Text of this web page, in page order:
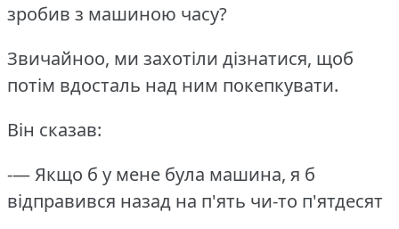
зробив з машиною часу?
Звичайноо, ми захотіли дізнатися, щоб
потім вдосталь над ним покепкувати.
Він сказав:
-— Якщо б у мене була машина, я б
відправився назад на п'ять чи-то п'ятдесят